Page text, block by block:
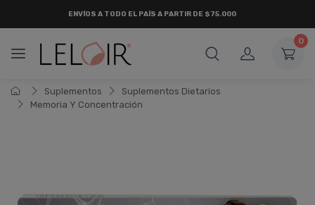
ENVÍOS A TODO EL PAÍS A PARTIR DE $75.000
0
Suplementos
Suplementos Dietarios
Memoria Y Concentración